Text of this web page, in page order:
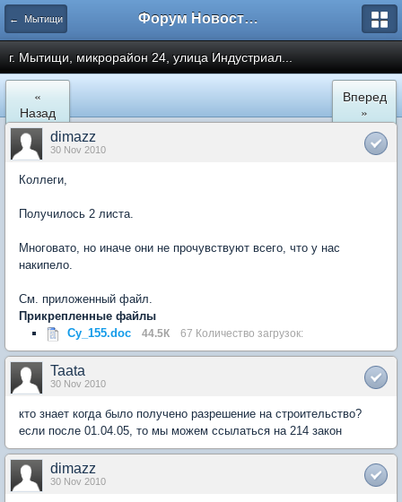
← Мытищи Форум Новостройки
г. Мытищи, микрорайон 24, улица Индустриал...
«
Назад
Вперед
»
dimazz
30 Nov 2010
Коллеги,
Получилось 2 листа.
Многовато, но иначе они не прочувствуют всего, что у нас
накипело.
См. приложенный файл.
Прикрепленные файлы
Су_155.doc
44.5К 67 Количество загрузок:
Taata
30 Nov 2010
кто знает когда было получено разрешение на строительство?
если после 01.04.05, то мы можем ссылаться на 214 закон
dimazz
30 Nov 2010